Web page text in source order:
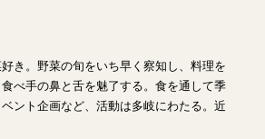
き。野菜の旬をいち早く察知し、料理を
べ手の鼻と舌を魅了する。食を通して季
ント企画など、活動は多岐にわたる。近